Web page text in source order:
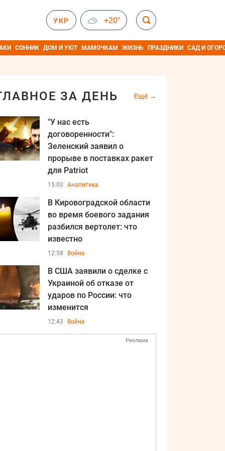
УКР +20°
СОННИК ДОМ И УЮТ МАМОЧКАМ ЖИЗНЬ ПРАЗДНИКИ САД И
ЗА ДЕНЬ Ещё
"У нас есть
договоренности":
Зеленский заявил о
прорыве в поставках ракет
для Patriot
15:03 Аналитика
В Кировоградской области
во время боевого задания
разбился вертолет: что
известно
12:58 Война
В США заявили о сделке с
Украиной об отказе от
ударов по России: что
изменится
12:43 Война
Реклама